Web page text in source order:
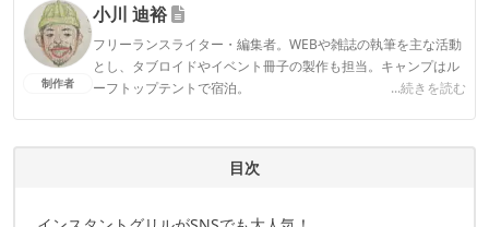
CAMP HACK編集部のプロフィール
制作者
小川 迪裕
フリーランスライター・編集者。WEBや雑誌の執筆を主な活動
とし、タブロイドやイベント冊子の製作も担当。キャンプはル
ーフトップテントで宿泊。
...続きを読む
小川 迪裕のプロフィール
目次